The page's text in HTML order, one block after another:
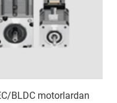
BLDC motorlardan